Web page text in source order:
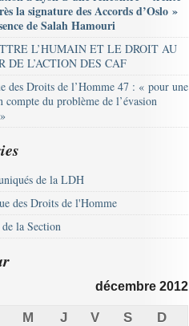
la signature des Accords d’Oslo »
de Salah Hamouri
L’HUMAIN ET LE DROIT AU
DE L’ACTION DES CAF
des Droits de l’Homme 47 : « pour une
compte du problème de l’évasion
de la LDH
des Droits de l'Homme
la Section
décembre 2012
M J V S D